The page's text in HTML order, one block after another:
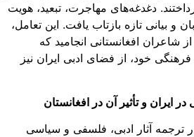
دغدغه‌های مهاجرت، تبعید، هویت
و بیانی تازه بازتاب یافت. این تعامل،
افغانستانی انجامید که
خود، از فضای ادبی ایران نیز
ایران و تأثیر آن در افغانستان
ترجمه‌ آثار ادبی، فلسفی و سیاسی